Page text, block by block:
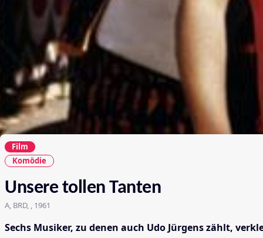
Film
Komödie
Unsere tollen Tanten
A, BRD, , 1961
Sechs Musiker, zu denen auch Udo Jürgens zählt,